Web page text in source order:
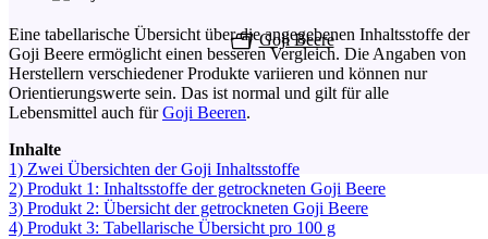
Goji Beere
Eine tabellarische Übersicht über die angegebenen Inhaltsstoffe der
Goji Beere ermöglicht einen besseren Vergleich. Die Angaben von
Herstellern verschiedener Produkte variieren und können nur
Orientierungswerte sein. Das ist normal und gilt für alle
Lebensmittel auch fürGoji Beeren.
Inhalte
1) Zwei Übersichten der Goji Inhaltsstoffe
2) Produkt 1: Inhaltsstoffe der getrockneten Goji Beere
3) Produkt 2: Übersicht der getrockneten Goji Beere
4) Produkt 3: Tabellarische Übersicht pro 100 g